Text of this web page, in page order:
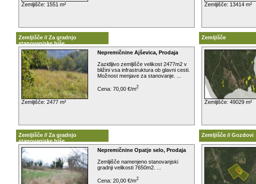
Zemljišče: 1551 m² Zemljišče: 13414 m²
Zemljišče // Za gradnjo
stanovanjske hiše
Zemljišče: 2477 m²
Nepremičnine Ajševica, Prodaja
Zazidljivo zemljišče velikost 2477m2 v
bližini vsa infrastruktura ob glavni cesti.
Možnost menjave za stanovanje. ...
Cena: 70,00 €/m2
Zemljišče
Zemljišče: 49029 m²
Zemljišče // Za gradnjo
stanovanjske hiše
Nepremičnine Opatje selo, Prodaja
Zemljišče namenjeno stanovanjski
gradnji velikosti 7650m2. ...
Cena: 20,00 €/m2
Zemljišče // Gozdovi